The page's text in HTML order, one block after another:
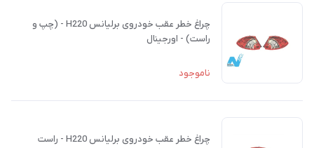
چراغ خطر عقب خودروی برلیانس H220 - (چپ و
راست) - اورجینال
ناموجود
چراغ خطر عقب خودروی برلیانس H220 - راست